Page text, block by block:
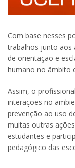
Com base nesses
trabalhos junto aos
de orientação e
humano no âmbito
Assim, o
interações no
prevenção ao uso
muitas outras
estudantes e
pedagógico das